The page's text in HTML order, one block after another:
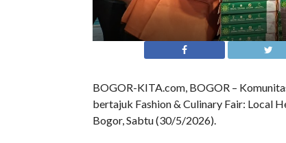
BOGOR-KITA.com, BOGOR –
bertajuk Fashion & Culinary Fair: Local
Bogor, Sabtu (30/5/2026).